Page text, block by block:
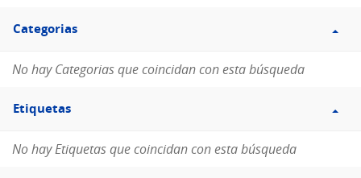
Filtro
Categorias
Categorias
No hay Categorias que coincidan con esta búsqueda
Filtro
Etiquetas
Etiquetas
No hay Etiquetas que coincidan con esta búsqueda